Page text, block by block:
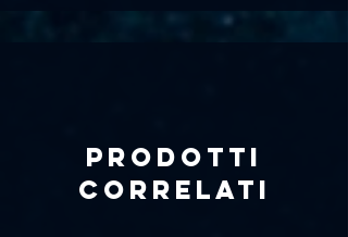
Prodotti
correlati